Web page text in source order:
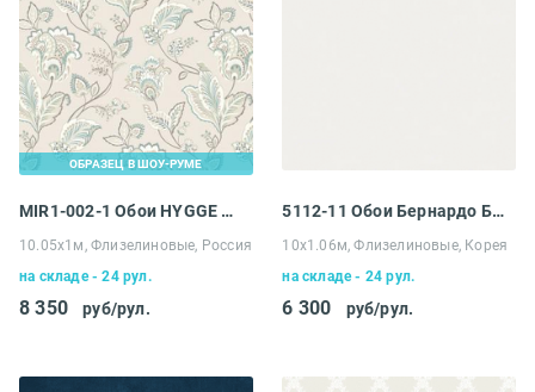
ОБРАЗЕЦ В ШОУ-РУМЕ
MIR1-002-1 Обои HYGGE Roll Made in Russia
10.05х1м, Флизелиновые, Россия
на складе - 24 рул.
8 350 руб/рул.
5112-11 Обои Бернардо Барталуччи Абрузо
10х1.06м, Флизелиновые, Корея
на складе - 24 рул.
6 300 руб/рул.